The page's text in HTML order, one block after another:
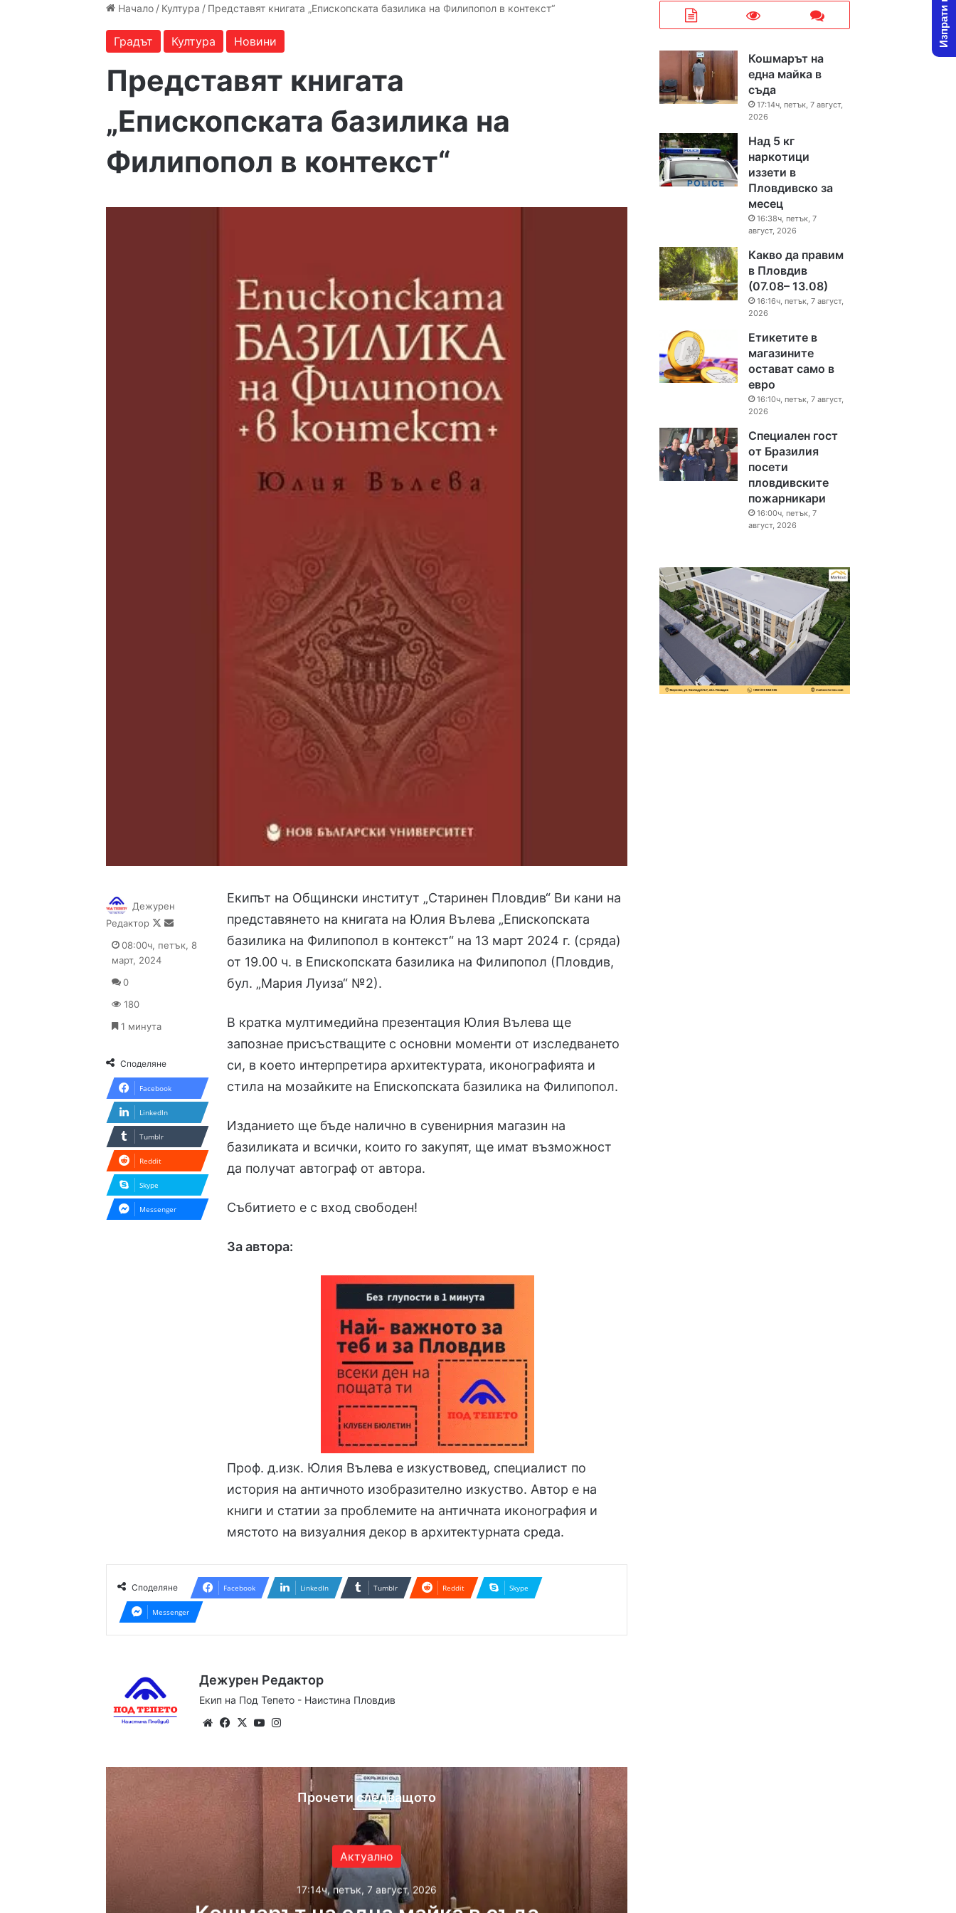
Начало / Култура / Представят книгата „Епископската базилика на Филипопол в контекст“
Градът Култура Новини
Представят книгата
„Епископската базилика на
Филипопол в контекст“
Екипът на Общински институт „Старинен Пловдив“ Ви кани на
представянето на книгата на Юлия Вълева „Епископската
базилика на Филипопол в контекст“ на 13 март 2024 г. (сряда)
от 19.00 ч. в Епископската базилика на Филипопол (Пловдив,
бул. „Мария Луиза“ №2).
В кратка мултимедийна презентация Юлия Вълева ще
запознае присъстващите с основни моменти от изследването
си, в което интерпретира архитектурата, иконографията и
стила на мозайките на Епископската базилика на Филипопол.
Изданието ще бъде налично в сувенирния магазин на
базиликата и всички, които го закупят, ще имат възможност
да получат автограф от автора.
Събитието е с вход свободен!
За автора:
Проф. д.изк. Юлия Вълева е изкуствовед, специалист по
история на античното изобразително изкуство. Автор е на
книги и статии за проблемите на античната иконография и
мястото на визуалния декор в архитектурната среда.
Дежурен
Редактор
Follow
X
Send
email
08:00ч, петък, 8
март, 2024
0
180
1 минута
Споделяне
Facebook
LinkedIn
Tumblr
Reddit
Skype
Messenger
Споделяне Facebook LinkedIn Tumblr Reddit Skype
Messenger
Дежурен Редактор
Екип на Под Тепето - Наистина Пловдив
WebsiteFacebook
X YouTube
Прочети следващото
Актуално
17:14ч, петък, 7 август, 2026
Кошмарът на
една майка в
съда
17:14ч, петък, 7 август,
2026
Над 5 кг
наркотици
иззети в
Пловдивско за
месец
16:38ч, петък, 7
август, 2026
Какво да правим
в Пловдив
(07.08– 13.08)
16:16ч, петък, 7 август,
2026
Етикетите в
магазините
остават само в
евро
16:10ч, петък, 7 август,
2026
Специален гост
от Бразилия
посети
пловдивските
пожарникари
16:00ч, петък, 7
август, 2026